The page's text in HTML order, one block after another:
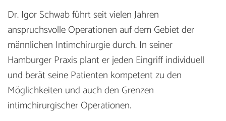
Dr. Igor Schwab führt seit vielen Jahren
anspruchsvolle Operationen auf dem Gebiet der
männlichen Intimchirurgie durch. In seiner
Hamburger Praxis plant er jeden Eingriff individuell
und berät seine Patienten kompetent zu den
Möglichkeiten und auch den Grenzen
intimchirurgischer Operationen.